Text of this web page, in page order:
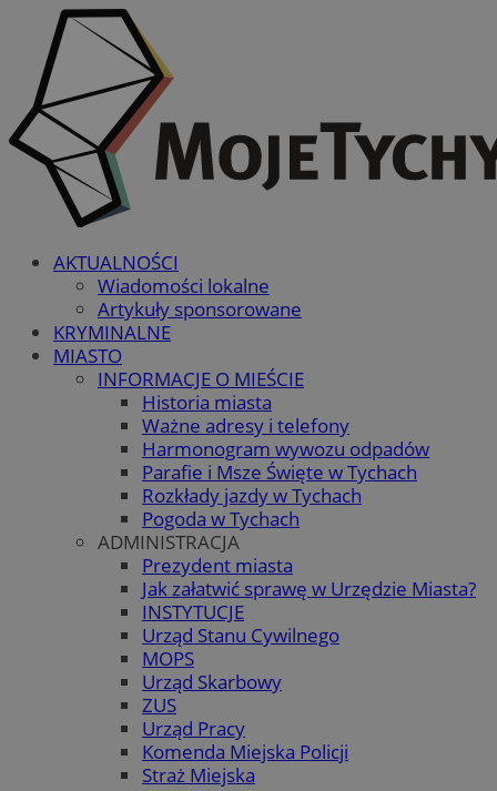
AKTUALNOŚCI
Wiadomości lokalne
Artykuły sponsorowane
KRYMINALNE
MIASTO
INFORMACJE O MIEŚCIE
Historia miasta
Ważne adresy i telefony
Harmonogram wywozu odpadów
Parafie i Msze Święte w Tychach
Rozkłady jazdy w Tychach
Pogoda w Tychach
ADMINISTRACJA
Prezydent miasta
Jak załatwić sprawę w Urzędzie Miasta?
INSTYTUCJE
Urząd Stanu Cywilnego
MOPS
Urząd Skarbowy
ZUS
Urząd Pracy
Komenda Miejska Policji
Straż Miejska